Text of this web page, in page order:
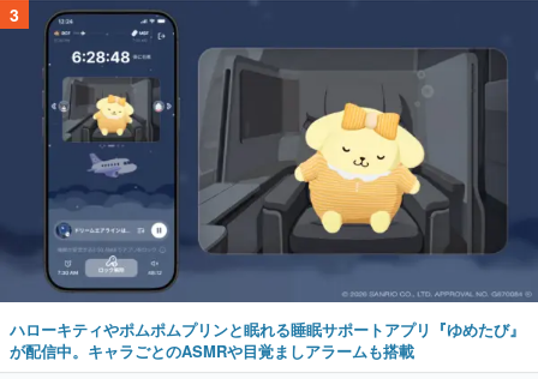
3
ハローキティやポムポムプリンと眠れる睡眠サポートアプリ『ゆめたび』
が配信中。キャラごとのASMRや目覚ましアラームも搭載